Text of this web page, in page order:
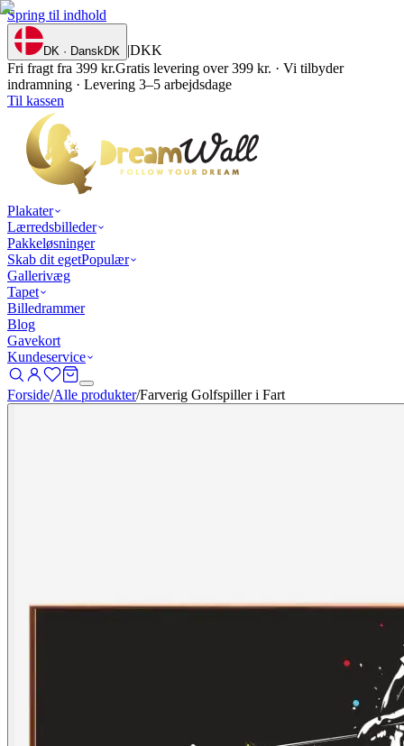
Spring til indhold
DK · DanskDK |DKK
Fri fragt fra 399 kr.Gratis levering over 399 kr. · Vi tilbyder
indramning · Levering 3–5 arbejdsdage
Til kassen
Plakater
Lærredsbilleder
Pakkeløsninger
Skab dit egetPopulær
Gallerivæg
Tapet
Billedrammer
Blog
Gavekort
Kundeservice
Forside/Alle produkter/Farverig Golfspiller i Fart